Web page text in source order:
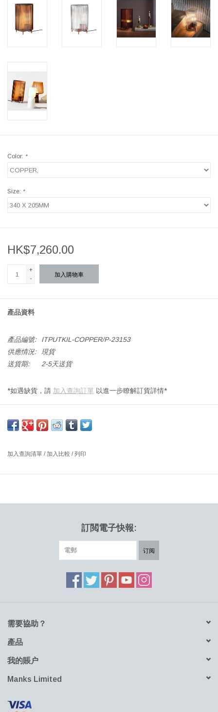
Gift cards
STORIES 故事
Color: *
Size: *
HK$7,260.00
+
-
加入購物車
產品資料
產品編號:
ITPUTKIL-COPPER/P-23153
供應情況:
現貨
送貨期:
2-5天送貨
*如遇缺貨，請 加入查詢訂單 以進一步瞭解訂貨詳情*
光源：最大功率 20 瓦 LED（不含）
設計師：MATTI KLENELL 芬蘭
工吹製玻璃燈籠為特色。 Putki 燈溫暖的銅色燈罩由芬蘭 Iittala 玻璃
了簡約的精緻感，而 Putki 燈柔和的光芒則帶來寧靜。粉末塗層鋼/
加入查詢清單 / 加入比較 /列印
訂閲電子快報:
订阅
需要協助？
產品
我的賬户
Manks Limited